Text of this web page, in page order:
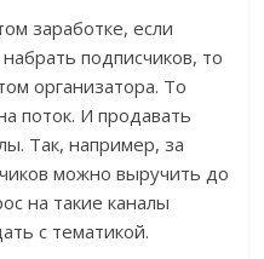
заработке, если
подписчиков, то
организатора. То
поток. И продавать
Так, например, за
можно выручить до
на такие каналы
с тематикой.